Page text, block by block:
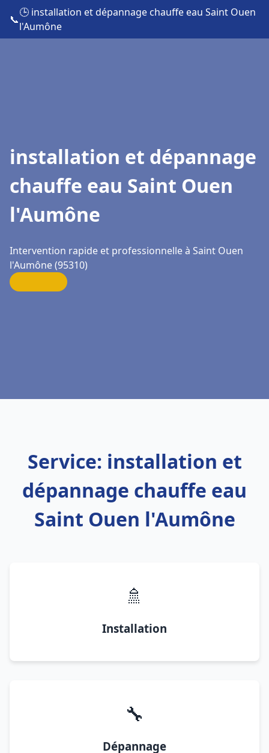
📞
🕒 installation et dépannage chauffe eau Saint Ouen
l'Aumône
installation et dépannage
chauffe eau Saint Ouen
l'Aumône
Intervention rapide et professionnelle à Saint Ouen
l'Aumône (95310)
Service: installation et
dépannage chauffe eau
Saint Ouen l'Aumône
🚿
Installation
🔧
Dépannage